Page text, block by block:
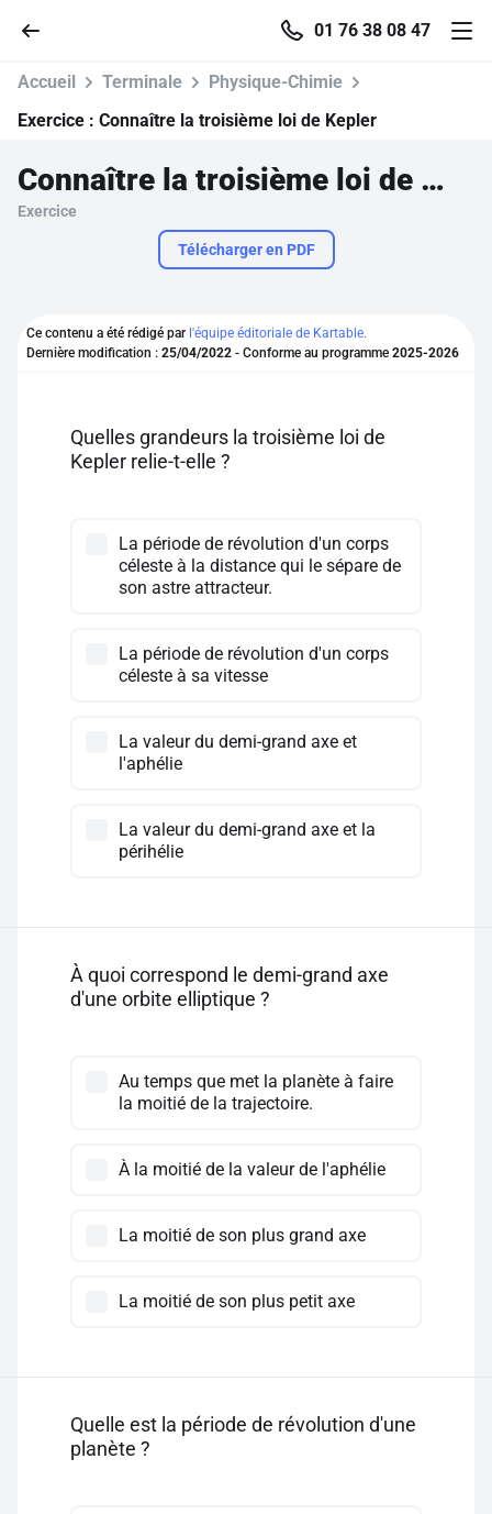
01 76 38 08 47
Accueil
Se connecter
S'inscrire gratuitement
Pour profiter de 10 contenus offerts.
Accueil Terminale
Physique-Chimie
Exercice : Connaître la troisième loi de Kepler
Connaître la troisième loi de Kepler
Exercice
Télécharger en PDF
Ce contenu a été rédigé par l'équipe éditoriale de Kartable.
Dernière modification : 25/04/2022 - Conforme au programme 2025-2026
Quelles grandeurs la troisième loi de
Kepler relie-t-elle ?
La période de révolution d'un corps
céleste à la distance qui le sépare de
son astre attracteur.
La période de révolution d'un corps
céleste à sa vitesse
La valeur du demi-grand axe et
l'aphélie
La valeur du demi-grand axe et la
périhélie
À quoi correspond le demi-grand axe
d'une orbite elliptique ?
Au temps que met la planète à faire
la moitié de la trajectoire.
À la moitié de la valeur de l'aphélie
La moitié de son plus grand axe
La moitié de son plus petit axe
Quelle est la période de révolution d'une
planète ?